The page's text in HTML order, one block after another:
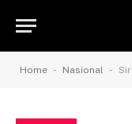
Home - Nasional -